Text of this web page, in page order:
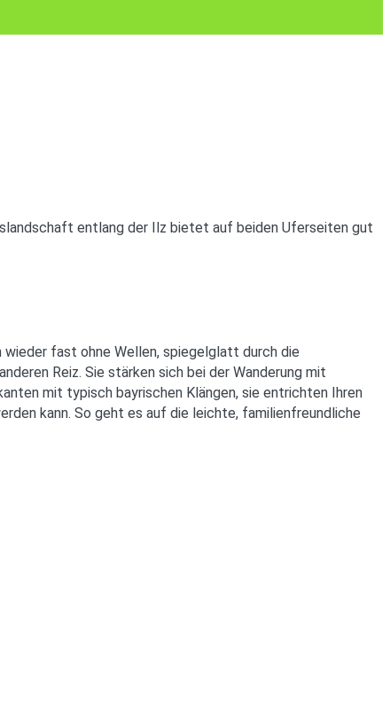
entlang der Ilz bietet auf beiden Uferseiten gut
wieder fast ohne Wellen, spiegelglatt durch die
Reiz. Sie stärken sich bei der Wanderung mit
mit typisch bayrischen Klängen, sie entrichten Ihren
kann. So geht es auf die leichte, familienfreundliche